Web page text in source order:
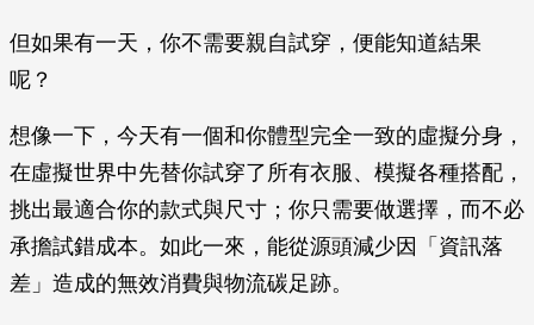
但如果有一天，你不需要親自試穿，便能知道結果
呢？
想像一下，今天有一個和你體型完全一致的虛擬分身，
在虛擬世界中先替你試穿了所有衣服、模擬各種搭配，
挑出最適合你的款式與尺寸；你只需要做選擇，而不必
承擔試錯成本。如此一來，能從源頭減少因「資訊落
差」造成的無效消費與物流碳足跡。